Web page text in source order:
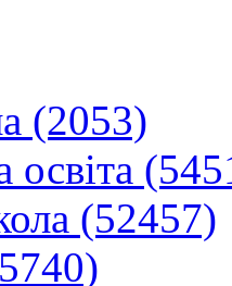
(2053)
освіта
(52457)